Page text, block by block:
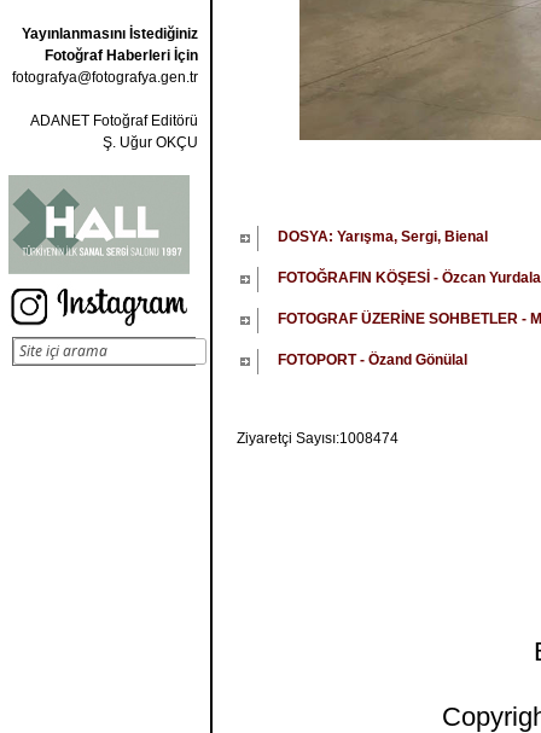
Yayınlanmasını İstediğiniz
Fotoğraf Haberleri İçin
fotografya@fotografya.gen.tr
ADANET Fotoğraf Editörü
Ş. Uğur OKÇU
DOSYA: Yarışma, Sergi, Bienal
FOTOĞRAFIN KÖŞESİ - Özcan
FOTOGRAF ÜZERİNE SOHBETLER -
FOTOPORT - Özand Gönülal
Ziyaretçi Sayısı:1008474